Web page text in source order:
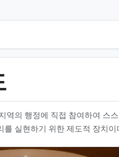
역의 행정에 직접 참여하여 스
실현하기 위한 제도적 장치이